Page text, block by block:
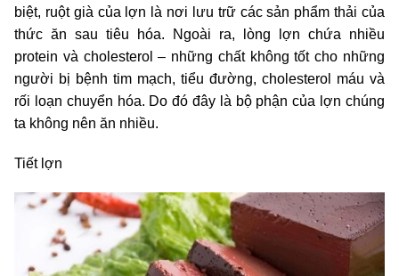
biệt, ruột già của lợn là nơi lưu trữ các sản phẩm thải của
thức ăn sau tiêu hóa. Ngoài ra, lòng lợn chứa nhiều
protein và cholesterol – những chất không tốt cho những
người bị bệnh tim mạch, tiểu đường, cholesterol máu và
rối loạn chuyển hóa. Do đó đây là bộ phận của lợn chúng
ta không nên ăn nhiều.
Tiết lợn